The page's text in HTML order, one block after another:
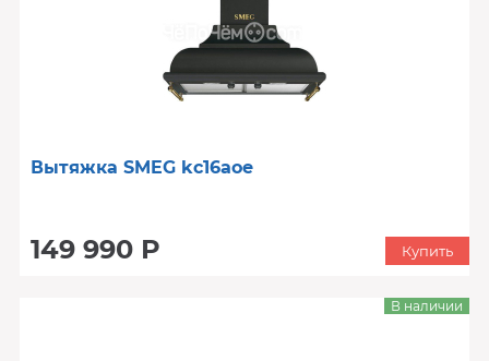
Вытяжка SMEG kc16aoe
149 990 Р Купить
В наличии